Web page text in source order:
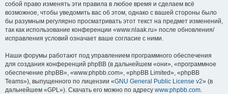
собой право изменять эти правила в любое время и сделаем всё
возможное, чтобы уведомить вас об этом, однако с вашей стороны было
бы разумным регулярно просматривать этот текст на предмет изменений,
так как использование конференции «www.nlaak.ru» после обновления/
исправления условий означает ваше согласие с ними.
Наши форумы работают под управлением программного обеспечения
для создания конференций phpBB (в дальнейшем «они», «программное
обеспечение phpBB», «www.phpbb.com», «phpBB Limited», «phpBB
Teams»), выпущенного по лицензии «GNU General Public License v2» (в
дальнейшем «GPL»). Скачать его можно по адресу www.phpbb.com.